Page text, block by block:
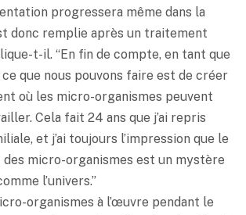
progressera même dans la
donc remplie après un traitement
t-il. “En fin de compte, en tant que
que nous pouvons faire est de créer
où les micro-organismes peuvent
Cela fait 24 ans que j’ai repris
et j’ai toujours l’impression que le
des micro-organismes est un mystère
l’univers.”
organismes à l’œuvre pendant le